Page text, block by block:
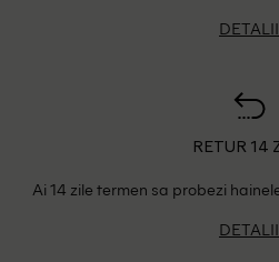
DETALII
RETUR 14
Ai 14 zile termen sa probezi
DETALII